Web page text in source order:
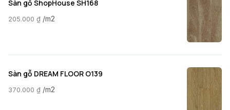
Sàn gỗ ShopHouse SH168
205.000 ₫ /m2
Sàn gỗ DREAM FLOOR O139
370.000 ₫ /m2